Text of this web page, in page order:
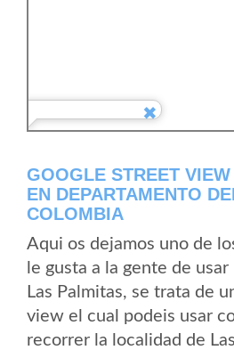
GOOGLE STREET
EN DEPARTAMENTO
COLOMBIA
Aqui os dejamos uno de
le gusta a la gente de
Las Palmitas, se trata de
view el cual podeis usar
recorrer la localidad de